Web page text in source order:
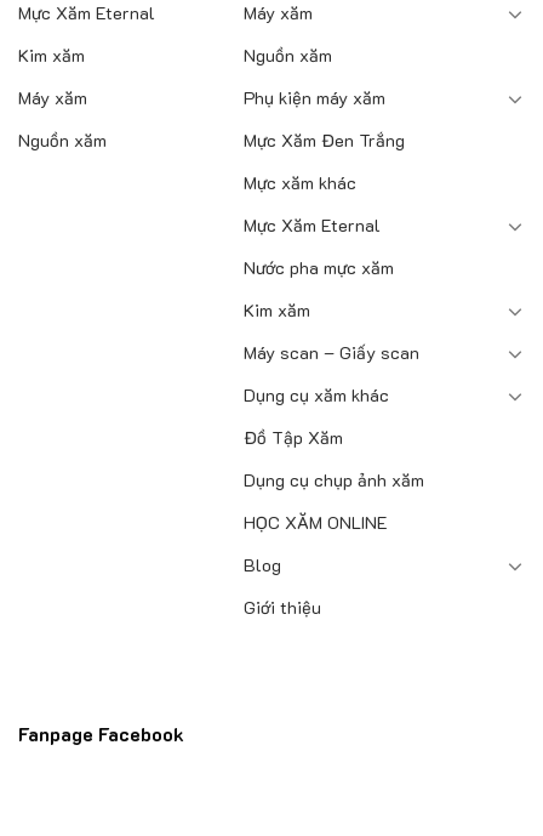
Mực Xăm Eternal
Kim xăm
Máy xăm
Nguồn xăm
Máy xăm
Nguồn xăm
Phụ kiện máy xăm
Mực Xăm Đen Trắng
Mực xăm khác
Mực Xăm Eternal
Nước pha mực xăm
Kim xăm
Máy scan – Giấy scan
Dụng cụ xăm khác
Đồ Tập Xăm
Dụng cụ chụp ảnh xăm
HỌC XĂM ONLINE
Blog
Giới thiệu
Fanpage Facebook